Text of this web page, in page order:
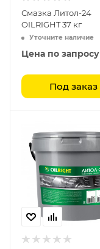
Смазка Литол-24
OILRIGHT 37 кг
Уточните наличие
Цена по запросу
Под заказ